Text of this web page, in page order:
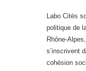
Labo Cités
politique de
Rhône-
s’inscrivent
cohésion